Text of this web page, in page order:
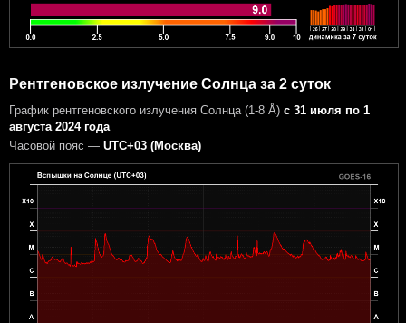
Рентгеновское излучение Солнца за 2 суток
График рентгеновского излучения Солнца (1-8 Å) с 31 июля по 1
августа 2024 года
Часовой пояс — UTC+03 (Москва)